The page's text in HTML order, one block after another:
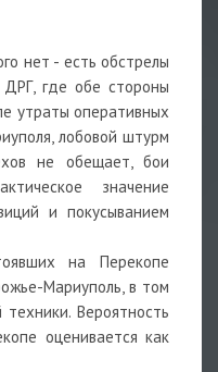
нет - есть обстрелы
где обе стороны
утраты оперативных
лобовой штурм
не обещает, бои
значение
и покусыванием
на Перекопе
Мариуполь, в том
Вероятность
оценивается как